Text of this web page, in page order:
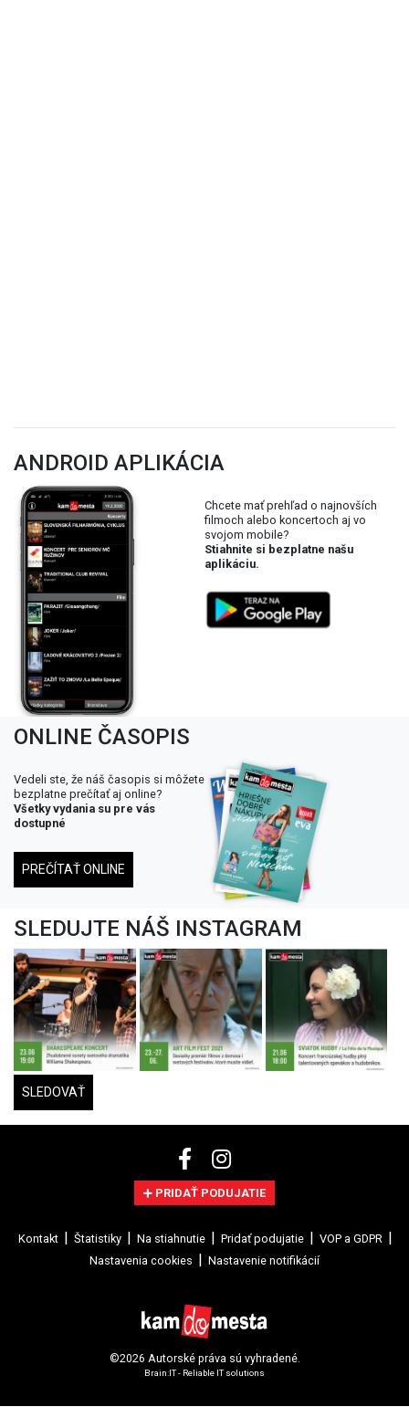
ANDROID APLIKÁCIA
Chcete mať prehľad o najnovších
filmoch alebo koncertoch aj vo
svojom mobile?
Stiahnite si bezplatne našu
aplikáciu.
ONLINE ČASOPIS
Vedeli ste, že náš časopis si môžete
bezplatne prečítať aj online?
Všetky vydania su pre vás
dostupné
PREČÍTAŤ ONLINE
SLEDUJTE NÁŠ INSTAGRAM
SLEDOVAŤ
PRIDAŤ PODUJATIE
Kontakt Štatistiky Na stiahnutie Pridať podujatie
VOP a GDPR
Nastavenia cookies
Nastavenie notifikácií
©2026 Autorské práva sú vyhradené.
Brain:IT - Reliable IT solutions